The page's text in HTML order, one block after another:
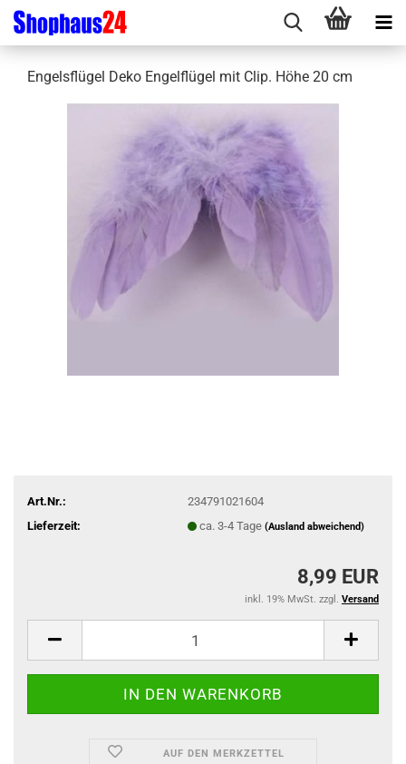
Engelsflügel Deko Engelflügel mit Clip. Höhe 20 cm
Art.Nr.:
234791021604
Lieferzeit:
ca. 3-4 Tage (Ausland abweichend)
8,99 EUR
inkl. 19% MwSt. zzgl. Versand
AUF DEN MERKZETTEL